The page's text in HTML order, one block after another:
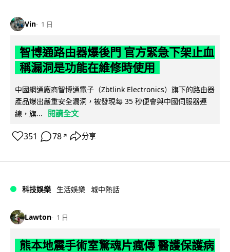
Vin 1 日
智博通路由器爆後門 官方緊急下架止血
稱漏洞是功能在維修時使用
中國網通廠商智博通電子（Zbtlink Electronics）旗下的路由器
產品爆出嚴重安全漏洞，被發現每 35 秒便會與中國伺服器連
線，旗...
閱讀全文
351 78 ↗ 分享
科技娛樂 生活娛樂 城中熱話
Lawton 1 日
熊本地震手術室驚魂片瘋傳 醫護保護病